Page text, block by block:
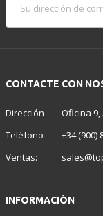
CONTACTE CON
Dirección
Oficina
Teléfono
+34 (900)
Ventas:
INFORMACIÓN